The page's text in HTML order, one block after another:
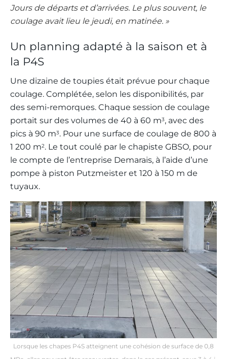
Jours de départs et d’arrivées. Le plus souvent, le
coulage avait lieu le jeudi, en matinée. »
Un planning adapté à la saison et à
la P4S
Une dizaine de toupies était prévue pour chaque
coulage. Complétée, selon les disponibilités, par
des semi-remorques. Chaque session de coulage
portait sur des volumes de 40 à 60 m3, avec des
pics à 90 m3. Pour une surface de coulage de 800 à
1 200 m2. Le tout coulé par le chapiste GBSO, pour
le compte de l’entreprise Demarais, à l’aide d’une
pompe à piston Putzmeister et 120 à 150 m de
tuyaux.
Lorsque les chapes P4S atteignent une cohésion de surface de 0,8